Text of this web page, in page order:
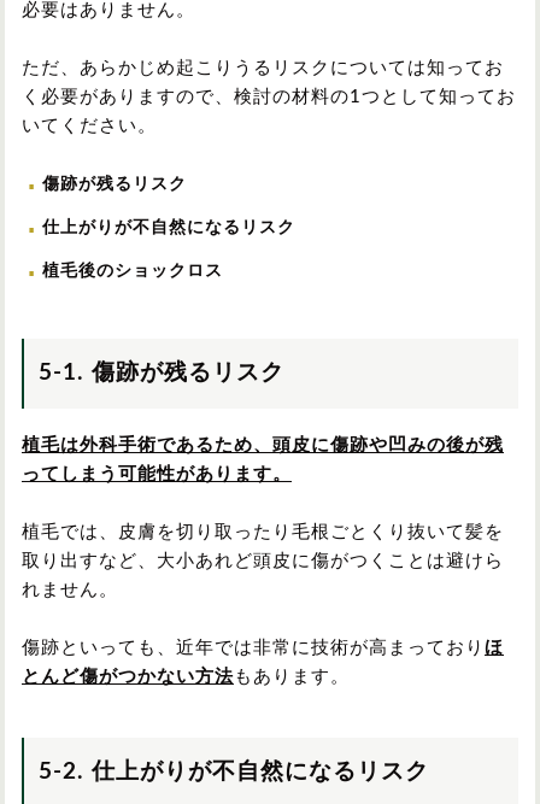
必要はありません。
ただ、あらかじめ起こりうるリスクについては知ってお
く必要がありますので、検討の材料の1つとして知ってお
いてください。
傷跡が残るリスク
仕上がりが不自然になるリスク
植毛後のショックロス
5-1. 傷跡が残るリスク
植毛は外科手術であるため、頭皮に傷跡や凹みの後が残
ってしまう可能性があります。
植毛では、皮膚を切り取ったり毛根ごとくり抜いて髪を
取り出すなど、大小あれど頭皮に傷がつくことは避けら
れません。
傷跡といっても、近年では非常に技術が高まっており ほ
とんど傷がつかない方法もあります。
5-2. 仕上がりが不自然になるリスク